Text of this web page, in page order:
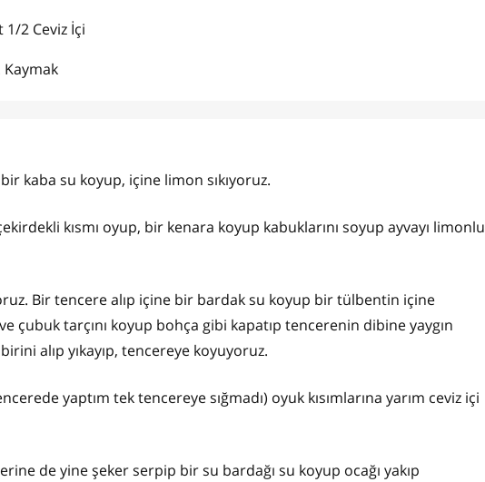
1/2 Ceviz İçi
Kaymak
kaba su koyup, içine limon sıkıyoruz.
kısmı oyup, bir kenara koyup kabuklarını soyup ayvayı limonlu
Bir tencere alıp içine bir bardak su koyup bir tülbentin içine
çubuk tarçını koyup bohça gibi kapatıp tencerenin dibine yaygın
alıp yıkayıp, tencereye koyuyoruz.
yaptım tek tencereye sığmadı) oyuk kısımlarına yarım ceviz içi
de yine şeker serpip bir su bardağı su koyup ocağı yakıp